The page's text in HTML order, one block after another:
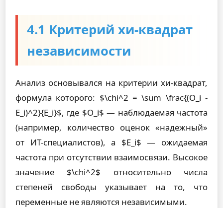
4.1 Критерий хи-квадрат
независимости
Анализ основывался на критерии хи-квадрат,
формула которого: $\chi^2 = \sum \frac{(O_i -
E_i)^2}{E_i}$, где $O_i$ — наблюдаемая частота
(например, количество оценок «надежный»
от ИТ-специалистов), а $E_i$ — ожидаемая
частота при отсутствии взаимосвязи. Высокое
значение $\chi^2$ относительно числа
степеней свободы указывает на то, что
переменные не являются независимыми.